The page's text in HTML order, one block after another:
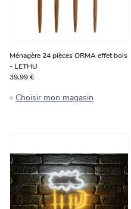
Ménagère 24 pièces ORMA effet bois
- LETHU
39,99 €
Choisir mon magasin